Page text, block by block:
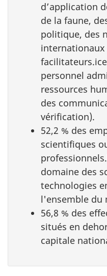
d’application
de la faune,
politique, des
internationaux
personnel
ressources
des
vérification).
52,2 % des
scientifiques
domaine des
technologies
l'ensemble du
56,8 % des
situés en
capitale